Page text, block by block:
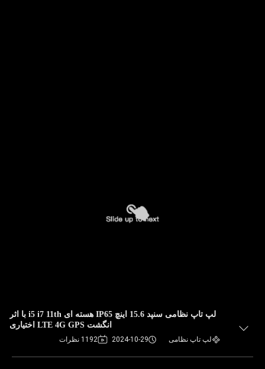
لپ تاپ نظامی سنپد 15.6 اینچ IP65 هسته ای i5 i7 11th با اثر
انگشت LTE 4G GPS اختیاری
لپ تاپ نظامی 2024-10-29 1192 نظرات